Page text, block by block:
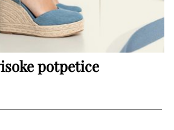
potpetice